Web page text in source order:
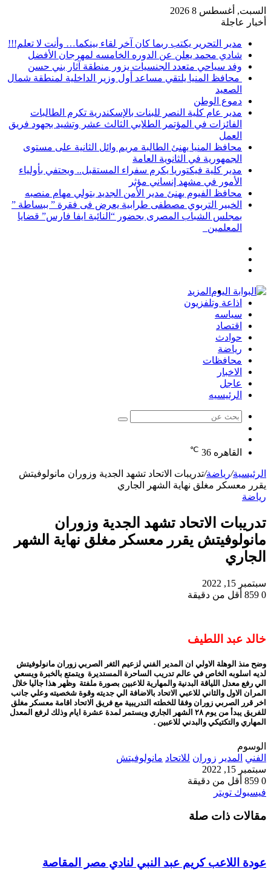
السبت, أغسطس 8 2026
أخبار عاجلة
مدير التحرير يكتب ربما كان آخر لقاء بينكما… وأنت لا تعلم!!!
شادي محمد يعلن عن الدوره الخامسه لمهرجان الأفضل
وفد سياحي متعدد الجنسيات يزور منطقة آثار بني حسن
محافظ المنيا يلتقي مساعد أول وزير الداخلية لمنطقة شمال
الصعيد
دموع الوطن
مدير عام كلية النصر للبنات بالإسكندرية تكرم الطالبات
الفائزات في المؤتمر الطلابي الثالث عشر وتشيد بجهود فريق
العمل
محافظ المنيا يهنئ الطالبة مريم وائل الثانية على مستوى
الجمهورية في الثانوية العامة
مدير كلية فيكتوريا يكرم سفراء المستقبل.. ويحتفي بأولياء
الأمور في مشهد إنساني مؤثر
محافظ الفيوم يهنئ مدير الأمن الجديد بتولي مهام منصبه
الخبير التربوي مصطفى طرابية يعرض فى فقرة ” ببساطة ”
بمجلس الشباب المصرى بحضور “النائبة ايفا فارس” قضايا
المعلمين
المزيد
اذاعة وتلفزيون
سياسه
اقتصاد
حوادث
رياضة
محافظات
الاخبار
عاجل
الرئيسيه
بحث
عشوائي
القاهره 36
℃
الرئيسية/رياضة/تدريبات الاتحاد تشهد الجدية وزوران مانولوفيتش
يقرر معسكر مغلق نهاية الشهر الجاري
رياضة
تدريبات الاتحاد تشهد الجدية وزوران
مانولوفيتش يقرر معسكر مغلق نهاية الشهر
الجاري
سبتمبر 15, 2022
0
أقل من دقيقة
خالد عبد اللطيف
وضح منذ الوهلة الاولي ان المدير الفني لزعيم الثغر الصربي زوران مانولوفيتش
لديه اسلوبه الخاص في عالم تدريب الساحرة المستديرة ويتمتع بالخبرة ويسعي
الي رفع معدل اللياقة البدنية والمهارية للاعبين بصورة ملفتة وظهر هذا جاليا خلال
المران الاول والثاني للاعبي الاتحاد بالاضافة الي جديته وقوة شخصيته وعلي جانب
اخر قرر الصربي زوران وفقا للخطته التدريبية مع فريق الاتحاد اقامة معسكر مغلق
للفريق يبدأ من يوم ٢٨ الشهر الجاري ويستمر لمدة عشرة ايام وذلك لرفع المعدل
المهاري والتكتيكي والبدني للاعبين .
الوسوم
الفني المدير زوران للاتحاد مانولوفيتش
سبتمبر 15, 2022
0
أقل من دقيقة
فيسبوك تويتر
البريد
مقالات ذات صلة
عودة اللاعب كريم عبد النبي لنادي مصر المقاصة